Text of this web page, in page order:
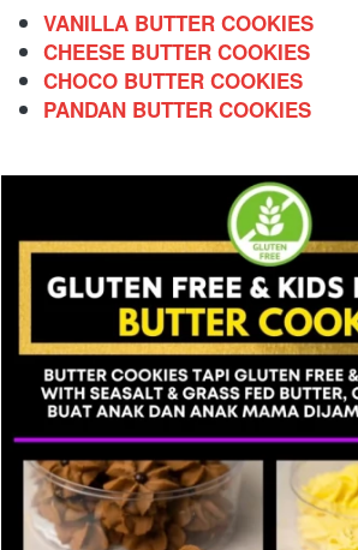
VANILLA BUTTER COOKIES
CHEESE BUTTER COOKIES
CHOCO BUTTER COOKIES
PANDAN BUTTER COOKIES